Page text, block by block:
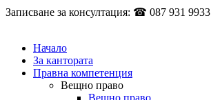
Записване за консултация: ☎ 087 931 9933
Начало
За кантората
Правна компетенция
Вещно право
Вещно право